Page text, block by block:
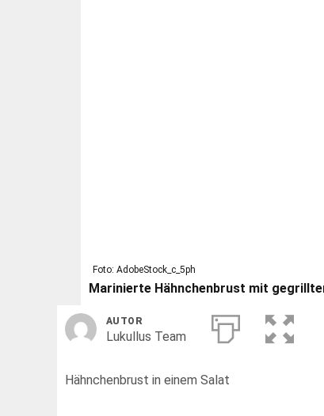
Foto: AdobeStock_c_5ph
Marinierte Hähnchenbrust mit
AUTOR
Lukullus Team
Hähnchenbrust in einem Salat